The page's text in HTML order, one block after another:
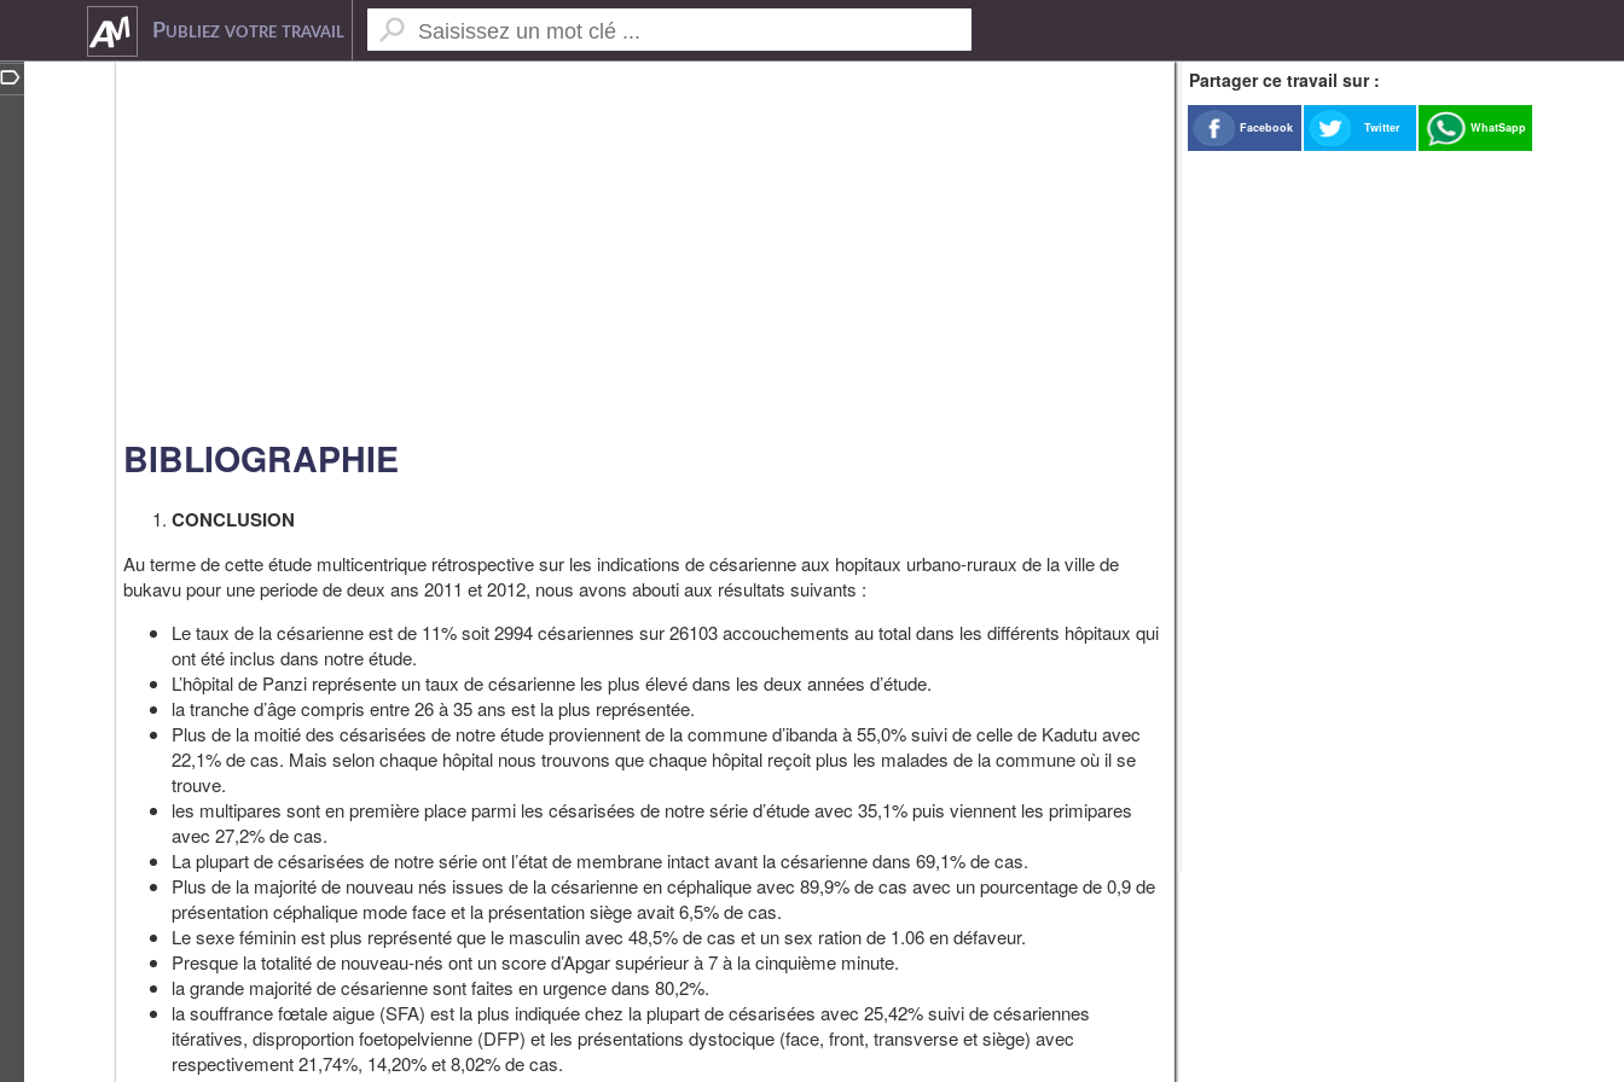
Publiez votre travail
BIBLIOGRAPHIE
CONCLUSION
Au terme de cette étude multicentrique rétrospective sur les indications de césarienne aux hopitaux urbano-ruraux de la ville de
bukavu pour une periode de deux ans 2011 et 2012, nous avons abouti aux résultats suivants :
Le taux de la césarienne est de 11% soit 2994 césariennes sur 26103 accouchements au total dans les différents hôpitaux qui
ont été inclus dans notre étude.
L’hôpital de Panzi représente un taux de césarienne les plus élevé dans les deux années d’étude.
la tranche d’âge compris entre 26 à 35 ans est la plus représentée.
Plus de la moitié des césarisées de notre étude proviennent de la commune d’ibanda à 55,0% suivi de celle de Kadutu avec
22,1% de cas. Mais selon chaque hôpital nous trouvons que chaque hôpital reçoit plus les malades de la commune où il se
trouve.
les multipares sont en première place parmi les césarisées de notre série d’étude avec 35,1% puis viennent les primipares
avec 27,2% de cas.
La plupart de césarisées de notre série ont l’état de membrane intact avant la césarienne dans 69,1% de cas.
Plus de la majorité de nouveau nés issues de la césarienne en céphalique avec 89,9% de cas avec un pourcentage de 0,9 de
présentation céphalique mode face et la présentation siège avait 6,5% de cas.
Le sexe féminin est plus représenté que le masculin avec 48,5% de cas et un sex ration de 1.06 en défaveur.
Presque la totalité de nouveau-nés ont un score d’Apgar supérieur à 7 à la cinquième minute.
la grande majorité de césarienne sont faites en urgence dans 80,2%.
la souffrance fœtale aigue (SFA) est la plus indiquée chez la plupart de césarisées avec 25,42% suivi de césariennes
itératives, disproportion foetopelvienne (DFP) et les présentations dystocique (face, front, transverse et siège) avec
respectivement 21,74%, 14,20% et 8,02% de cas.
Partager ce travail sur :
Facebook Twitter WhatSapp